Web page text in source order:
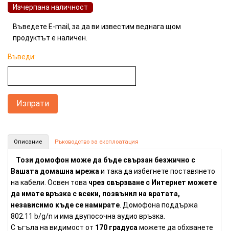
Изчерпана наличност
Въведете E-mail, за да ви известим веднага щом
продуктът е наличен.
Въведи:
Домофон с безжична мрежа (Номер: VD26)
Описание Ръководство за експлоатация
Този домофон може да бъде свързан безжично с
Вашата домашна мрежа и така да избегнете поставянето
на кабели. Освен това чрез свързване с Интернет можете
да имате връзка с всеки, позвънил на вратата,
независимо къде се намирате . Домофона поддържа
802.11 b/g/n и има двупосочна аудио връзка.
С ъгъла на видимост от 170 градуса можете да обхванете